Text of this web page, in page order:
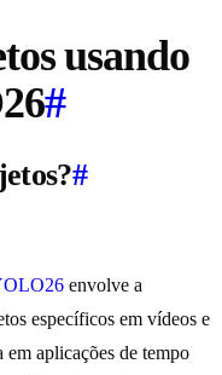
usando
#
#
envolve a
específicos em vídeos e
aplicações de tempo